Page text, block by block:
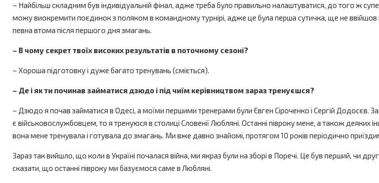
– Найбільш складним був індивідуальній фінал, адже треба було правильно налаштуватися, до того ж
можу виокремити поєдинок з поляком в командному турнірі, адже це була перша сутичка, ще не
певна втома після першого дня змагань.
– В чому секрет твоїх високих результатів в поточному сезоні?
– Хороша підготовку і дуже багато тренувань (сміється).
– Де і як ти починав займатися дзюдо і під чиїм керівництвом зараз тренуєшся?
– Дзюдо я почав займатися в Одесі, а моїми першими тренерами були Євген Сіроченко і Сергій Додосєв.
є військовослужбовцем, то я тренуюся в столиці Словенії Любляні. Останні півроку мене, а також
вона мене тренувала і готувала до змагань. Ми вже давно знайомі, протягом 10 років періодично
Зараз так вийшло, що коли в Україні почалася війна, ми якраз були на зборі в Поречі. Це був перший, чи
сказати, що останні півроку ми базуємося саме в Любляні.